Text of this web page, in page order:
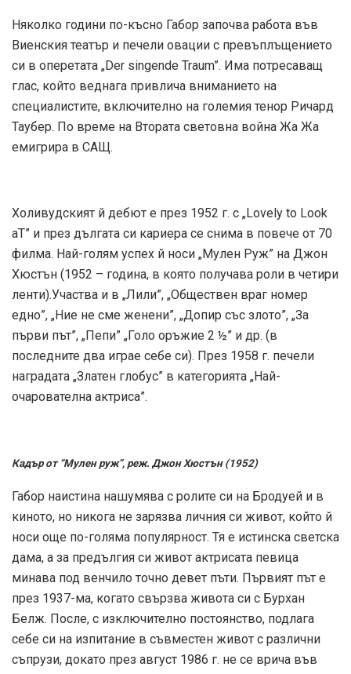
Няколко години по-късно Габор започва работа във
Виенския театър и печели овации с превъплъщението
си в оперетата „Der singende Traum”. Има потресаващ
глас, който веднага привлича вниманието на
специалистите, включително на големия тенор Ричард
Таубер. По време на Втората световна война Жа Жа
емигрира в САЩ.
Холивудският й дебют е през 1952 г. с „Lovely to Look
aT” и през дългата си кариера се снима в повече от 70
филма. Най-голям успех й носи „Мулен Руж” на Джон
Хюстън (1952 – година, в която получава роли в четири
ленти).Участва и в „Лили”, „Обществен враг номер
едно”, „Ние не сме женени”, „Допир със злото”, „За
първи път”, „Пепи” „Голо оръжие 2 ½” и др. (в
последните два играе себе си). През 1958 г. печели
наградата „Златен глобус” в категорията „Най-
очарователна актриса”.
Кадър от “Мулен руж”, реж. Джон Хюстън (1952)
Габор наистина нашумява с ролите си на Бродуей и в
киното, но никога не зарязва личния си живот, който й
носи още по-голяма популярност. Тя е истинска светска
дама, а за предългия си живот актрисата певица
минава под венчило точно девет пъти. Първият път е
през 1937-ма, когато свързва живота си с Бурхан
Белж. После, с изключително постоянство, подлага
себе си на изпитание в съвместен живот с различни
съпрузи, докато през август 1986 г. не се врича във